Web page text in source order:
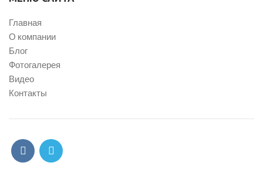
Главная
О компании
Блог
Фотогалерея
Видео
Контакты